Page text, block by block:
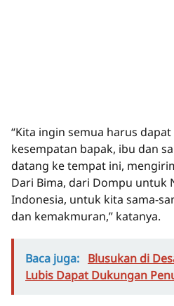
“Kita ingin semua harus
kesempatan bapak, ibu dan
datang ke tempat ini,
Dari Bima, dari Dompu untuk
Indonesia, untuk kita sama-
dan kemakmuran,” katanya.
Baca juga: Blusukan di
Lubis Dapat Dukungan